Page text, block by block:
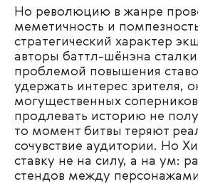
Но революцию в жанре
меметичность и
стратегический характер
авторы баттл-шёнэна
проблемой повышения
удержать интерес зрителя,
могущественных
продлевать историю не
то момент битвы теряют
сочувствие аудитории. Но
ставку не на силу, а на ум:
стендов между